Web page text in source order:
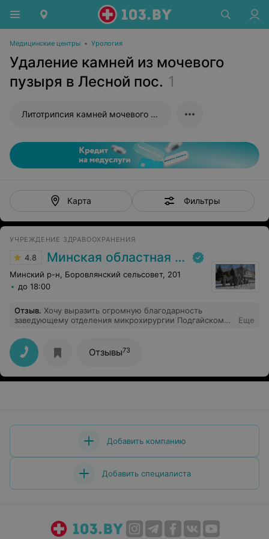
Медицинские центры • Урология
Удаление камней из мочевого
пузыря в Лесной пос. 1
Литотрипсия камней мочевого пузыря дистанционная
Карта Фильтры
УЧРЕЖДЕНИЕ ЗДРАВООХРАНЕНИЯ
4.8 Минская областная клиническая больница
Минский р-н, Боровлянский сельсовет, 201
до 18:00
Отзыв. Хочу выразить огромную благодарность
заведующему отделения микрохирургии Подгайскому
Викторовичу и Евгению Игоревичу, а также всему
медперсооналу. Дочери 8 лет, был поставлен диагноз
стенозирующий лигаментит. Только в этом отделении
взялись решить нашу проблему и все прошло успешно,
у дочери теперь ровный пальчик) Спасибо вам
Еще
Отзывы73
Добавить компанию
Добавить специалиста